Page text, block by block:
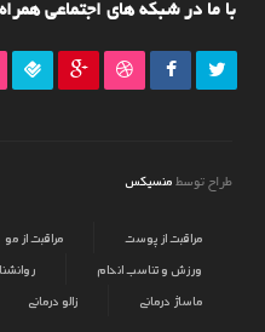
با ما در شبکه های اجتماعی
طراح توسط منسیکس
مراقبت از پوست مراقبت از مو
ورزش و تناسب اندام
ماساژ درمانی
زالو درمانی